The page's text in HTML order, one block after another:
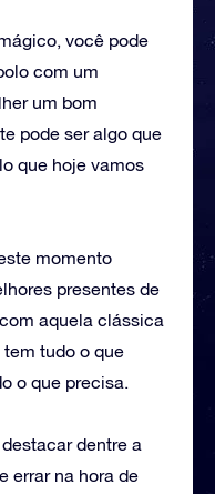
você pode
com um
um bom
pode ser algo que
que hoje vamos
momento
presentes de
aquela clássica
tudo o que
o que precisa.
dentre a
errar na hora de